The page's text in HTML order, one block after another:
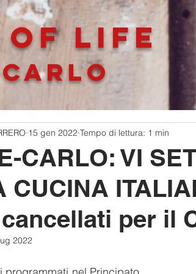
LIFe
CARLO: VI
CUCINA
per il
15 gen 2022 Tempo di lettura: 1 min
2022